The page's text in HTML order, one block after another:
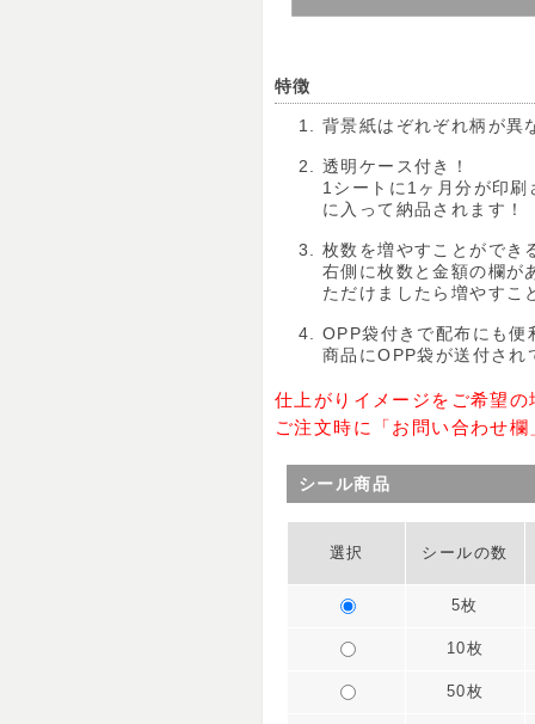
特徴
背景紙はぞれぞれ柄が異
透明ケース付き！
1シートに1ヶ月分が印
に入って納品されます！
枚数を増やすことができ
右側に枚数と金額の欄が
ただけましたら増やすこ
OPP袋付きで配布にも便
商品にOPP袋が送付さ
仕上がりイメージをご希望の
ご注文時に「お問い合わせ
シール商品
選択 シールの数
5枚
10枚
50枚